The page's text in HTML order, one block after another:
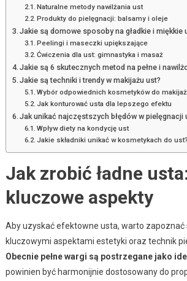
Naturalne metody nawilżania ust
Produkty do pielęgnacji: balsamy i oleje
Jakie są domowe sposoby na gładkie i miękkie
Peelingi i maseczki upiększające
Ćwiczenia dla ust: gimnastyka i masaż
Jakie są 6 skutecznych metod na pełne i
Jakie są techniki i trendy w makijażu ust?
Wybór odpowiednich kosmetyków do
Jak konturować usta dla lepszego efektu
Jak unikać najczęstszych błędów w pielęgnacji
Wpływ diety na kondycję ust
Jakie składniki unikać w kosmetykach do ust?
Jak zrobić ładne usta:
kluczowe aspekty
Aby uzyskać efektowne usta, warto zapoznać
kluczowymi aspektami estetyki oraz technik
Obecnie pełne wargi są postrzegane jako
powinien być harmonijnie dostosowany do